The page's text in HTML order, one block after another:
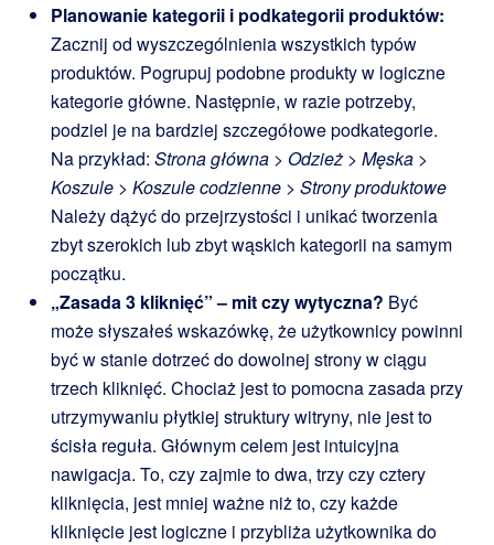
Planowanie kategorii i podkategorii produktów:
Zacznij od wyszczególnienia wszystkich typów
produktów. Pogrupuj podobne produkty w logiczne
kategorie główne. Następnie, w razie potrzeby,
podziel je na bardziej szczegółowe podkategorie.
Na przykład: Strona główna > Odzież > Męska >
Koszule > Koszule codzienne > Strony produktowe
Należy dążyć do przejrzystości i unikać tworzenia
zbyt szerokich lub zbyt wąskich kategorii na samym
początku.
„Zasada 3 kliknięć” – mit czy wytyczna? Być
może słyszałeś wskazówkę, że użytkownicy powinni
być w stanie dotrzeć do dowolnej strony w ciągu
trzech kliknięć. Chociaż jest to pomocna zasada przy
utrzymywaniu płytkiej struktury witryny, nie jest to
ścisła reguła. Głównym celem jest intuicyjna
nawigacja. To, czy zajmie to dwa, trzy czy cztery
kliknięcia, jest mniej ważne niż to, czy każde
kliknięcie jest logiczne i przybliża użytkownika do